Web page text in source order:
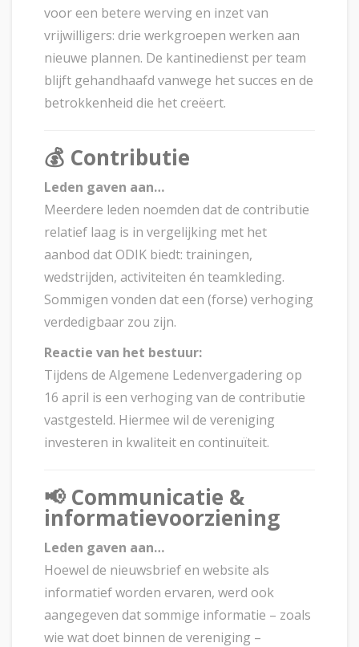
voor een betere werving en inzet van
vrijwilligers: drie werkgroepen werken aan
nieuwe plannen. De kantinedienst per team
blijft gehandhaafd vanwege het succes en de
betrokkenheid die het creëert.
💰 Contributie
Leden gaven aan…
Meerdere leden noemden dat de contributie
relatief laag is in vergelijking met het
aanbod dat ODIK biedt: trainingen,
wedstrijden, activiteiten én teamkleding.
Sommigen vonden dat een (forse) verhoging
verdedigbaar zou zijn.
Reactie van het bestuur:
Tijdens de Algemene Ledenvergadering op
16 april is een verhoging van de contributie
vastgesteld. Hiermee wil de vereniging
investeren in kwaliteit en continuïteit.
📢 Communicatie &
informatievoorziening
Leden gaven aan…
Hoewel de nieuwsbrief en website als
informatief worden ervaren, werd ook
aangegeven dat sommige informatie – zoals
wie wat doet binnen de vereniging –